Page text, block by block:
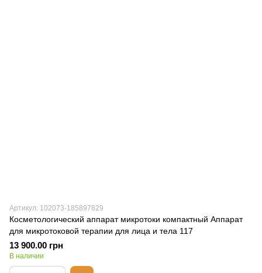
Артикул: 102073-185897829
Косметологический аппарат микротоки компактный Аппарат
для микротоковой терапии для лица и тела 117
13 900.00 грн
В наличии